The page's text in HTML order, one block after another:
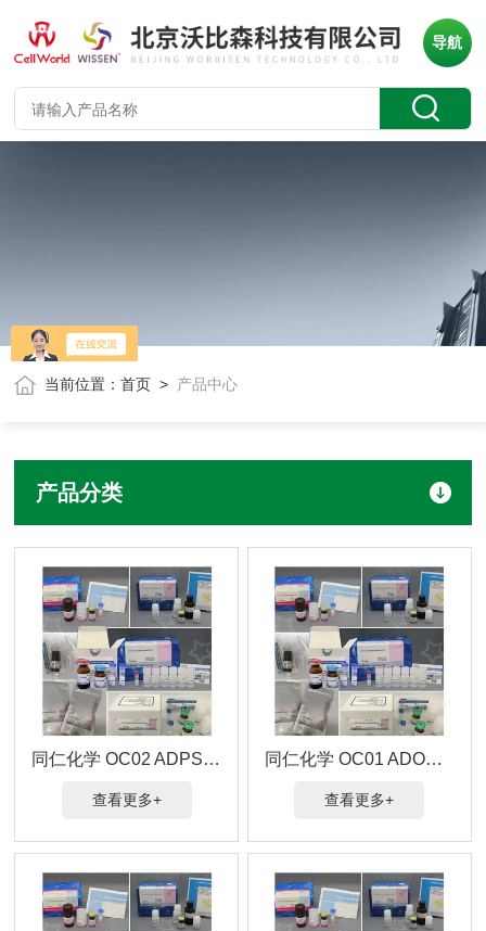
导航
当前位置：首页 > 产品中心
产品分类
同仁化学 OC02 ADPS(临床原料大包装请询价)
查看更多+
同仁化学 OC01 ADOS(临床原料大包装请询价)
查看更多+